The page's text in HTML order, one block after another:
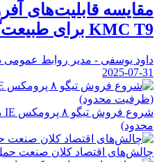
KMC T9 برای طبیعت‌گردی و کویرنوردی
داود یوسفی - مدیر روابط عمومی
2025-07-31
محدود)
چالش‌های اقتصاد کلان صنعت